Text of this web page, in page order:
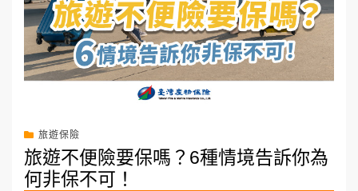
旅遊保險
旅遊不便險要保嗎？6種情境告訴你為
何非保不可！